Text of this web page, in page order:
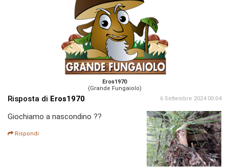
Eros1970
(Grande Fungaiolo)
Risposta di Eros1970 6 Settembre 2024 00:04
Giochiamo a nascondino ??
Rispondi